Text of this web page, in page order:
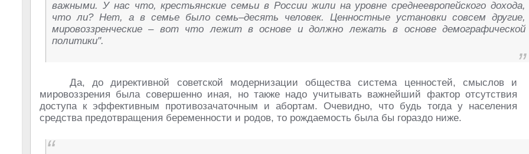
важными. У нас что, крестьянские семьи в России жили на уровне среднеевропейского дохода,
что ли? Нет, а в семье было семь–десять человек. Ценностные установки совсем другие,
мировоззренческие – вот что лежит в основе и должно лежать в основе демографической
политики".
Да, до директивной советской модернизации общества система ценностей, смыслов и
мировоззрения была совершенно иная, но также надо учитывать важнейший фактор отсутствия
доступа к эффективным противозачаточным и абортам. Очевидно, что будь тогда у населения
средства предотвращения беременности и родов, то рождаемость была бы гораздо ниже.